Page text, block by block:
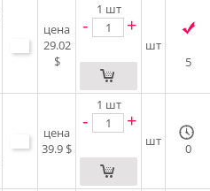
цена
29.02
$
1 шт
- +
шт
5
цена
39.9 $
1 шт
- +
шт 0